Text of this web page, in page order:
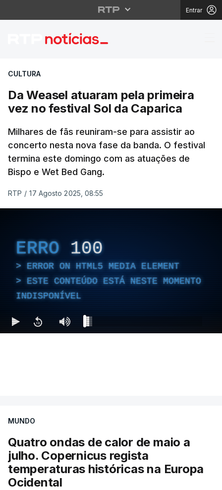
Entrar
Da Weasel atuaram
CULTURA
Da Weasel atuaram pela primeira
vez no festival Sol da Caparica
Milhares de fãs reuniram-se para assistir ao
concerto nesta nova fase da banda. O festival
termina este domingo com as atuações de
Bispo e Wet Bed Gang.
RTP / 17 Agosto 2025, 08:55
ERRO 100
ERROR ON HTML5 MEDIA ELEMENT
ESTE CONTEÚDO ESTÁ NESTE MOMENTO
INDISPONÍVEL
MUNDO
Quatro ondas de calor de maio a
julho. Copernicus regista
temperaturas históricas na Europa
Ocidental